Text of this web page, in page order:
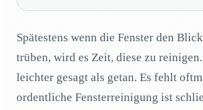
Was macht eine gute
02Wie oft sollten Fenster gereinigt
03Was kostet eine Fensterreinigung?
Kann ich die Kosten für eine
Spätestens wenn die Fenster den
trüben, wird es Zeit, diese zu
leichter gesagt als getan. Es fehlt
ordentliche Fensterreinigung ist